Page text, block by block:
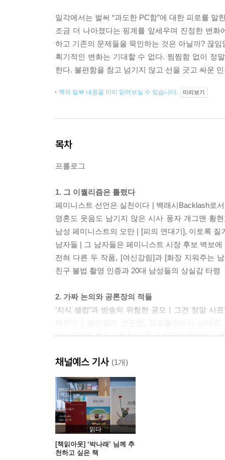
일각에서는 벌써 “과도한 PC함”에 대한 피로를
조금 더 나아졌다는 핑계를 앞세우며 진정한 변
하고 기존의 문제들을 묵인하는 것은 아닐까? 끊
획기적인 변화는 기대할 수 없다. 찜찜함 없이 정
한다. 불편함을 참고 넘기지 않고 선을 긋고 싸운
책의 일부 내용을 미리 읽어보실 수 있습니다. 미리보기
목차
프롤로그
1. 그 이퀄리즘은 틀렸다
페미니스트 선언은 실천이다 | 백래시Backlash로
영혼도 웃음도 남기지 않은 시사 풍자 개그맨 황
남성 페미니스트의 오만 | [피의 연대기], 이토록
남자들 | 그 남자들은 페미니스트 시장 후보 벽보
전혀 다른 두 작품, [여신강림]과 [화장 지워주는
친구 불법 촬영 인증과 20대 남성들의 상실감 타령
2. 가짜 논의와 공론장의 적들
‘지식 셀럽’과 방송의 위험한 공모 | 그건 정말
저널리즘적 맹점 | [까칠남녀] 은하선의 하차와 교
오염되는가
3. 웃자고 하는 얘기에 죽자고 달려들기
[개콘] ‘대통형’, 재미도 없고 의미도 없고 | [
유바비처럼 스위트한 남자 롤 모델이 필요하다 |
지옥에도 불평등은 있다 | [안녕하세요], 폐지가
예능 투톱, [나 혼자 산다]와 [전지적 참견시점] |
청소하라], 웹툰 원작 드라마에 한국 남자 패치가
채널예스 기사 (1개)
읽다
[책읽아웃] ‘박나래’ 님께 추
천하고 싶은 책